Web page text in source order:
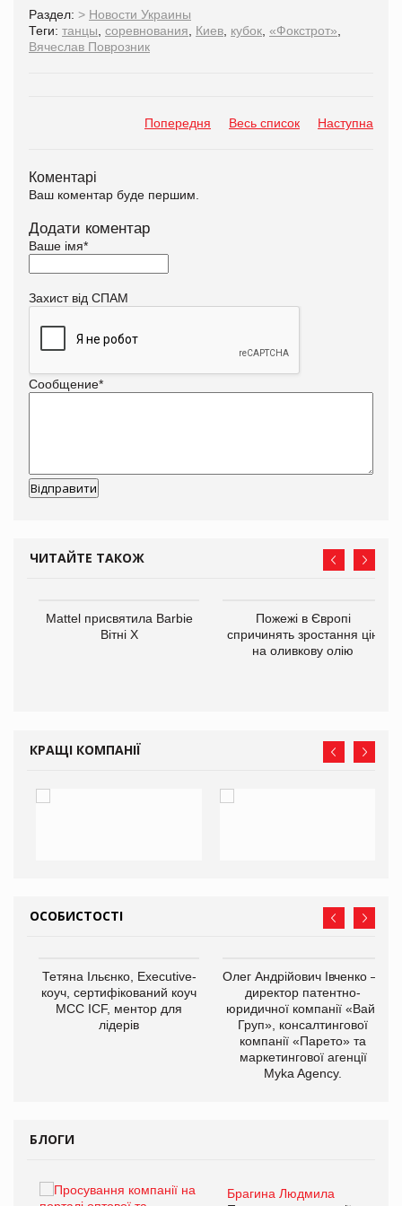
Раздел: > Новости Украины
Теги: танцы соревнования Киев кубок «Фокстрот»
Вячеслав Поврозник
Попередня Весь список Наступна
Коментарі
Ваш коментар буде першим.
Додати коментар
Ваше імя*
Захист від СПАМ
Сообщение*
ЧИТАЙТЕ ТАКОЖ
Mattel присвятила Barbie
Вітні Х
Пожежі в Європі
спричинять зростання цін
на оливкову олію
КРАЩІ КОМПАНІЇ
ОСОБИСТОСТІ
Тетяна Ільєнко, Executive-
коуч, сертифікований коуч
МСС ICF, ментор для
лідерів
Олег Андрійович Івченко —
директор патентно-
юридичної компанії «Вайз
Груп», консалтингової
компанії «Парето» та
маркетингової агенції
Myka Agency.
БЛОГИ
Брагина Людмила